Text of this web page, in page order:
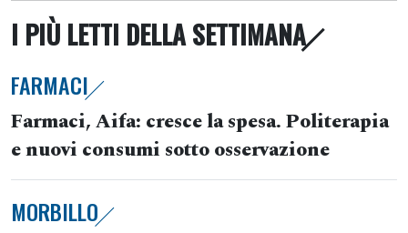
I PIÙ LETTI DELLA SETTIMANA
FARMACI
Farmaci, Aifa: cresce la spesa. Politerapia
e nuovi consumi sotto osservazione
MORBILLO